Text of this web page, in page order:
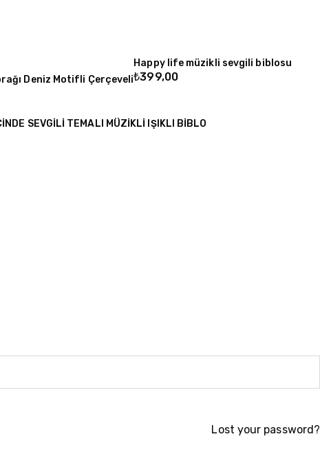
Deniz Motifli Çerçeveli
Happy life müzikli sevgili biblosu
₺399,00
SEVGİLİ TEMALI MÜZİKLİ IŞIKLI BİBLO
Lost your password?